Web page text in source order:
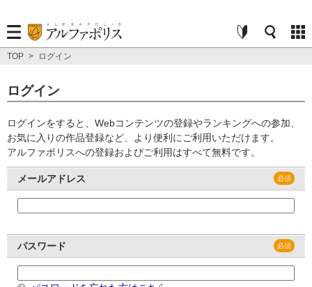
TOP > ログイン
ログイン
ログインをすると、Webコンテンツの登録やランキングへの参加、
お気に入りの作品登録など、より便利にご利用いただけます。
アルファポリスへの登録およびご利用はすべて無料です。
メールアドレス
パスワード